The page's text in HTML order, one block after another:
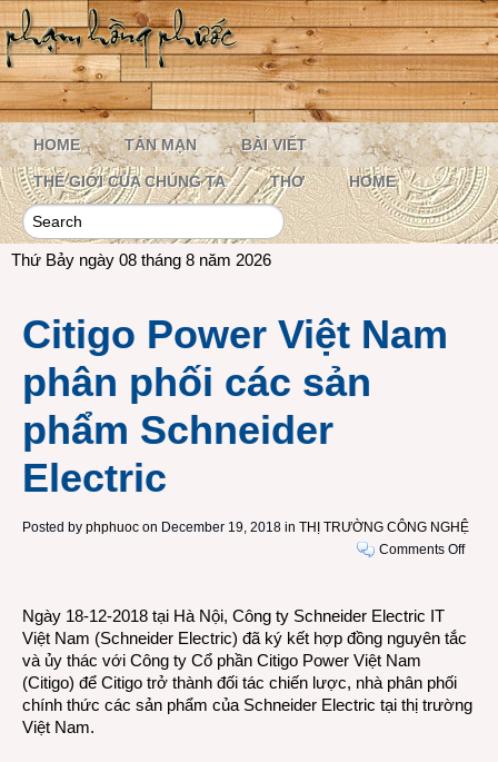
HOME TẢN MẠN BÀI VIẾT
THẾ GIỚI CỦA CHÚNG TA THƠ HOME
Thứ Bảy ngày 08 tháng 8 năm 2026
Citigo Power Việt Nam
phân phối các sản
phẩm Schneider
Electric
Posted by phphuoc on December 19, 2018 in THỊ TRƯỜNG CÔNG NGHỆ
Comments Offon
Nam
các
Ngày 18-12-2018 tại Hà Nội, Công ty Schneider Electric IT
Việt Nam (Schneider Electric) đã ký kết hợp đồng nguyên tắc
và ủy thác với Công ty Cổ phần Citigo Power Việt Nam
(Citigo) để Citigo trở thành đối tác chiến lược, nhà phân phối
chính thức các sản phẩm của Schneider Electric tại thị trường
Việt Nam.